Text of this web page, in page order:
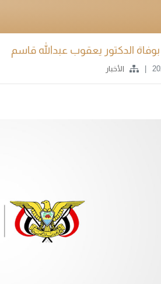
الدكتور يعقوب عبدالله قاسم
الأخبار